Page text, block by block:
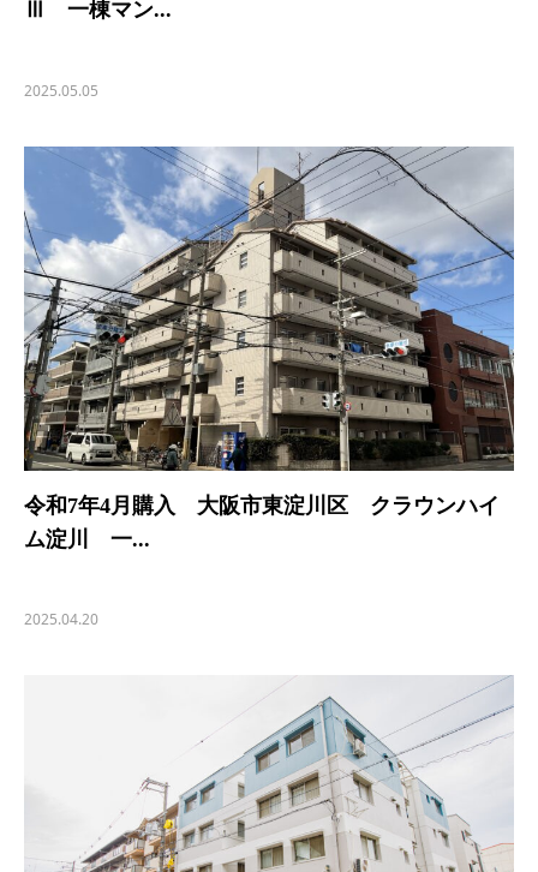
Ⅲ 一棟マン...
2025.05.05
令和7年4月購入 大阪市東淀川区 クラウンハイ
ム淀川 一...
2025.04.20